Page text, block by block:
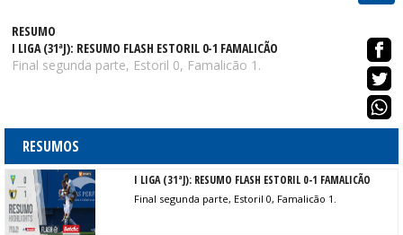
RESUMO
I LIGA (31ªJ): RESUMO FLASH ESTORIL 0-1 FAMALICÃO
Final segunda parte, Estoril 0, Famalicão 1.
RESUMOS
I LIGA (31ªJ): RESUMO FLASH ESTORIL 0-1 FAMALICÃO
Final segunda parte, Estoril 0, Famalicão 1.